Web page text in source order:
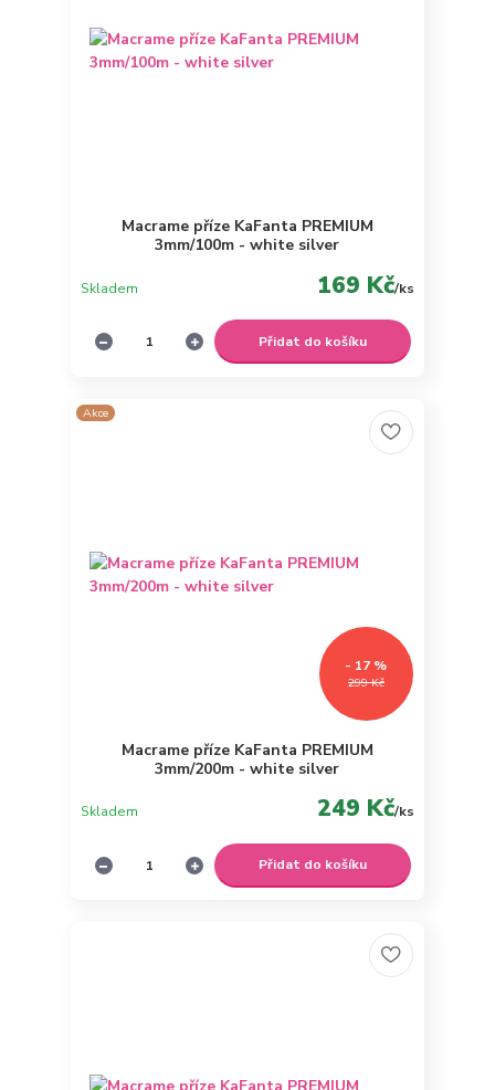
Macrame příze KaFanta PREMIUM
3mm/100m - white silver
169 Kč/ks
Skladem
Přidat do košíku
Akce
299 Kč
- 17 %
Macrame příze KaFanta PREMIUM
3mm/200m - white silver
249 Kč/ks
Skladem
Přidat do košíku